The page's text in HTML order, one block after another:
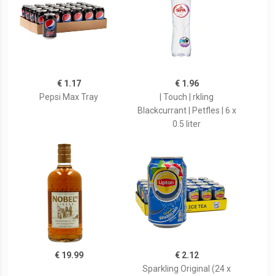
€ 1.17
Pepsi Max Tray
€ 1.96
| Touch | rkling
Blackcurrant | Petfles | 6 x
0.5 liter
€ 19.99
€ 2.12
Sparkling Original (24 x